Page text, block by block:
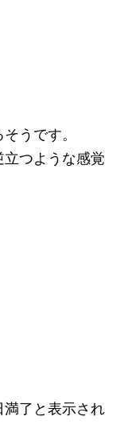
うです。
つような感覚
満了と表示され